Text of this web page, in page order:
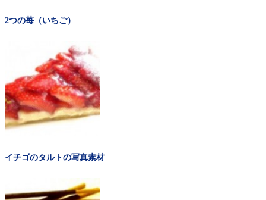
2つの苺（いちご）
イチゴのタルトの写真素材